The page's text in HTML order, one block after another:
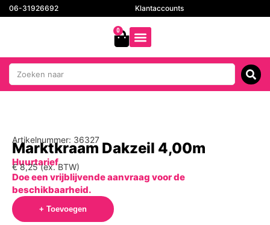
06-31926692 Klantaccounts
0
Artikelnummer: 36327
Marktkraam Dakzeil 4,00m
Huurtarief
€8,25(ex. BTW)
Doe een vrijblijvende aanvraag voor de
beschikbaarheid.
+ Toevoegen